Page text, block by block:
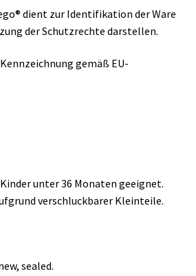
dient zur Identifikation der Ware
der Schutzrechte darstellen.
gemäß EU-
unter 36 Monaten geeignet.
verschluckbarer Kleinteile.
sealed.